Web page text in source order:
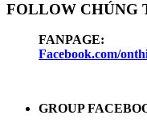
FOLLOW CHÚNG
FANPAGE:
Facebook.com/
GROUP